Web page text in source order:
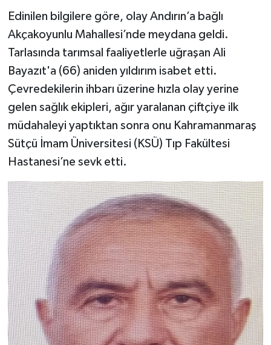
Edinilen bilgilere göre, olay Andırın’a bağlı
Akçakoyunlu Mahallesi’nde meydana geldi.
Tarlasında tarımsal faaliyetlerle uğraşan Ali
Bayazıt'a (66) aniden yıldırım isabet etti.
Çevredekilerin ihbarı üzerine hızla olay yerine
gelen sağlık ekipleri, ağır yaralanan çiftçiye ilk
müdahaleyi yaptıktan sonra onu Kahramanmaraş
Sütçü İmam Üniversitesi (KSÜ) Tıp Fakültesi
Hastanesi’ne sevk etti.
MEDYA
OTOMOTİV
TEKNOLOJİ
YAŞAM
KÜLTÜR SANAT